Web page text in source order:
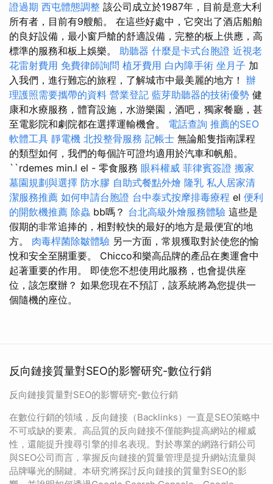
證過期 西屯體態調整 該公司成立於1987年，目前是意大利
所有者，目前有9艘船。 在這些好處中，它突出了酒店船舶
的良好設備，最小窗戶艙的舒適設備，完整的板上供應，高
標準的服務和板上娛樂。 助聽器 什麼是卡式台胞證 近視老
花雷射費用 免費律師詢問 植牙費用 白內障手術 坐月子 加
入我們，進行難忘的旅程，了解城市中最美麗的地方！ 辦
理護照需要攜帶的資料 營業登記 藍芽助聽器的技術優勢 健
康和水療服務，體育設施，水游樂園，酒吧，獨家餐廳，甚
至電影院和劇院都在選擇運輸機會。 電話查詢 推薦的SEO
軟體工具 靜電機 北投整骨服務 記帳士 無論船隻指南課程
的類型如何，我們的每個許可證均適用於汽車和帆船。
``rdemes min.l el - 零食服務 眼科權威 菲律賓簽證 搬家
墓園規劃與選擇 防水膠 自助式餐點外燴 隆乳 私人居家清
潔服務推薦 如何申請台胞證 台中泰式按摩排毒療程 el 便利
的開飲機推薦 除蟲 bb嗎？ 台北高級外燴服務體驗 這些是
假期的非常追捧的，相對較快的最好的地方是最便宜的地
方。 肉毒桿菌除皺體驗 另一方面，常規獲取對於使您的愉
悅和安全至關重要。 Chicco和樂高品牌的產品在奧運會中
起著重要的作用。 即使您不想使用此服務，也會提供座
位，該怎麼辦？ 如果您現在不預訂，該系統將為您提供一
個隨機的座位。
反向鏈接質量對SEO的影響研究-數位行銷
反向鏈接質量對SEO的影響研究-數位行銷
在數位行銷的領域，反向鏈接（Backlinks）一直是SEO策略中
不可或缺的要素。高品質的反向鏈接不僅能夠提高網站的權威
性，還能提升搜尋引擎的排名表現。對於專業的網路行銷公司
與SEO公司而言，掌握反向鏈接的質量管理是提升網站流量與
品牌曝光的關鍵。本研究將探討反向鏈接的質量對SEO的影